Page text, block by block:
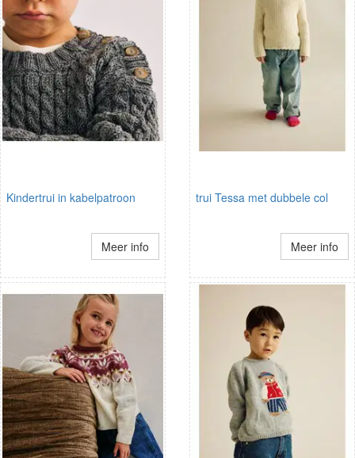
Kindertrui in kabelpatroon
Meer info
trui Tessa met dubbele col
Meer info